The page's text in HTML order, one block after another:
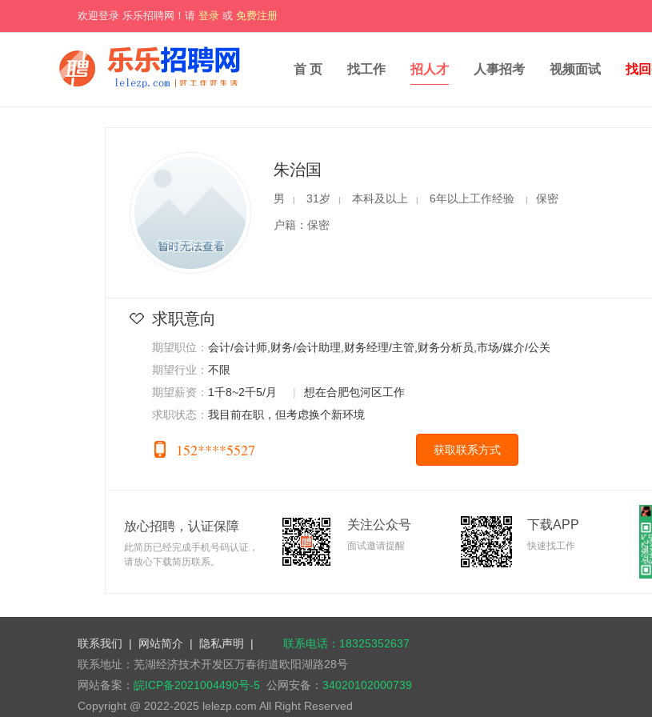
欢迎登录 乐乐招聘网！请 登录 或 免费注册
首 页 找工作 招人才 人事招考 视频面试 找
朱治国
男 | 31岁 | 本科及以上 | 6年以上工作经验 | 保密
户籍：保密
求职意向
期望职位： 会计/会计师,财务/会计助理,财务经理/主管,财务分析员,市场/媒介/公关
期望行业： 不限
期望薪资： 1千8~2千5/月 |
想在合肥包河区工作
求职状态： 我目前在职，但考虑换个新环境
152****5527 获取联系方式
放心招聘，认证保障
此简历已经完成手机号码认证，
请放心下载简历联系。
关注公众号
面试邀请提醒
下载APP
快速找工作
联系我们 | 网站简介 | 隐私声明 |
联系电话：18325352637
联系地址：芜湖经济技术开发区万春街道欧阳湖路28号
网站备案： 皖ICP备2021004490号-5 公网安备： 34020102000739
Copyright @ 2022-2025 lelezp.com All Right Reserved